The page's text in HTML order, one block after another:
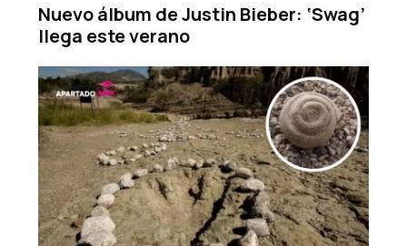
Nuevo álbum de Justin Bieber: ‘Swag’
llega este verano